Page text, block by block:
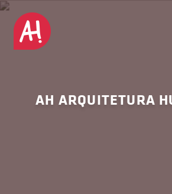
AH ARQUITETURA